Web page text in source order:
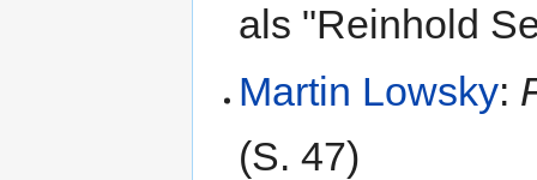
als "Reinhold
Martin Lowsky:
(S. 47)